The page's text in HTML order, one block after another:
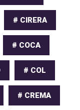
# CIRERA
# COCA
# COL
# CREMA